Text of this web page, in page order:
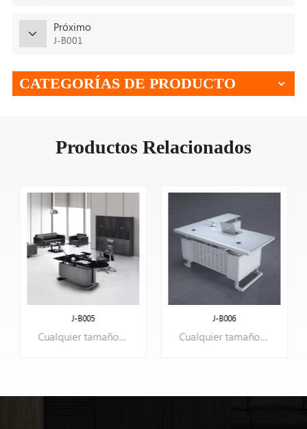
Próximo
J-B001
CATEGORÍAS DE PRODUCTO
Productos Relacionados
J-B005
Cualquier tamaño/color/estructura puede ser OEM.
J-B006
Cualquier tamaño/color/estructura puede ser OEM.